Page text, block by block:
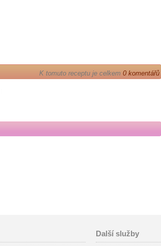
K tomuto receptu je celkem 0 komentářů
Další služby